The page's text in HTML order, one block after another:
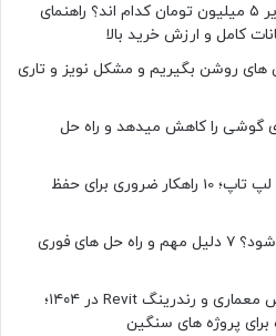
بهترین ساعت های هوشمند زیر ۵ میلیون تومان کدام اند؟ راهنمای
کامل و ارزش خرید بالا
روشن بگیریم و مشکل نویز و تاری
گوشی را کاهش میدهد و راه حل
آموزش جلوگیری از هک شدن لپ تاپ؛ 10 راهکار ضروری برای حفظ
چرا لپتاپ شما ناگهان کند می شود؟ ۷ دلیل مهم و راه حل های فوری
راهنمای خرید لپ تاپ مخصوص معماری و رندرینگ Revit در ۱۴۰۴؛
پروژه های سنگین